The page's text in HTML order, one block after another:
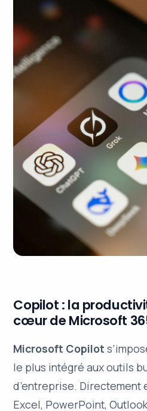
Copilot : la
cœur de Microsoft
Microsoft Copilot
le plus intégré aux outils
d’entreprise. Directement
Excel, PowerPoint, Outlook